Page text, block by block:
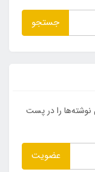
جستجو
نوشته‌ها را در پست
عضویت